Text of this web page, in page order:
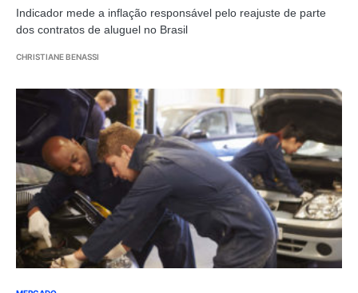
Indicador mede a inflação responsável pelo reajuste de parte
dos contratos de aluguel no Brasil
CHRISTIANE BENASSI